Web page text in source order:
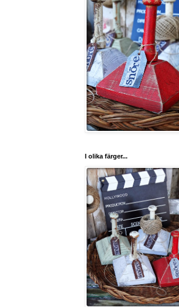
I olika färger...